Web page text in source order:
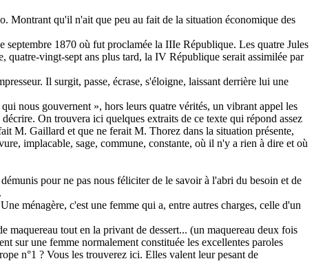
Montrant qu'il n'ait que peu au fait de la situation économique des
1870 où fut proclamée la IIIe République. Les quatre Jules
quatre-vingt-sept ans plus tard, la IV République serait assimilée par
Il surgit, passe, écrase, s'éloigne, laissant derrière lui une
nous gouvernent », hors leurs quatre vérités, un vibrant appel les
On trouvera ici quelques extraits de ce texte qui répond assez
M. Gaillard et que ne ferait M. Thorez dans la situation présente,
implacable, sage, commune, constante, où il n'y a rien à dire et où
pour ne pas nous féliciter de le savoir à l'abri du besoin et de
ménagère, c'est une femme qui a, entre autres charges, celle d'un
tout en la privant de dessert... (un maquereau deux fois
sur une femme normalement constituée les excellentes paroles
n°1 ? Vous les trouverez ici. Elles valent leur pesant de